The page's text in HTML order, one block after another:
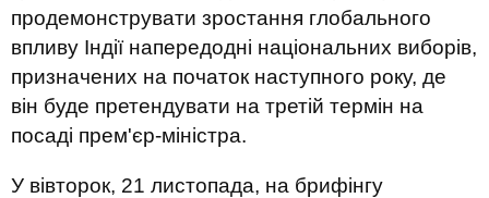
продемонструвати зростання глобального
впливу Індії напередодні національних виборів,
призначених на початок наступного року, де
він буде претендувати на третій термін на
посаді прем'єр-міністра.
У вівторок, 21 листопада, на брифінгу